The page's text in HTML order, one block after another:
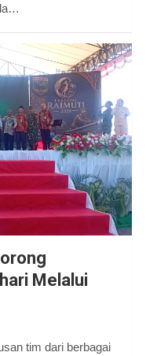
Melalui
tim dari berbagai